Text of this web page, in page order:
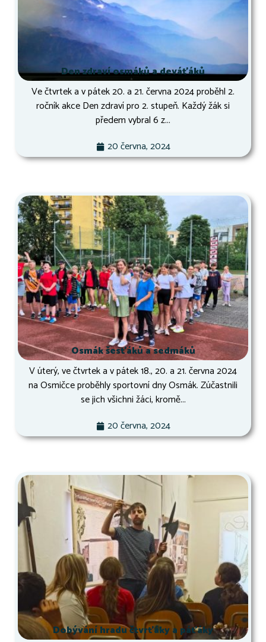
Den zdraví osmáků a deváťáků
Ve čtvrtek a v pátek 20. a 21. června 2024 proběhl 2.
ročník akce Den zdraví pro 2. stupeň. Každý žák si
předem vybral 6 z...
20 června, 2024
Osmák šesťáků a sedmáků
V úterý, ve čtvrtek a v pátek 18., 20. a 21. června 2024
na Osmičce proběhly sportovní dny Osmák. Zúčastnili
se jich všichni žáci, kromě...
20 června, 2024
Dobývání hradu čtvrťáky a páťáky